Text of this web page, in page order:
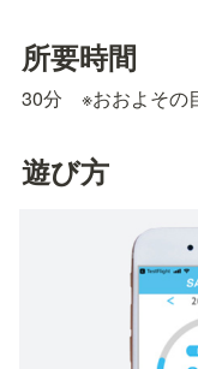
所要時間
30分　※おおよその
遊び方